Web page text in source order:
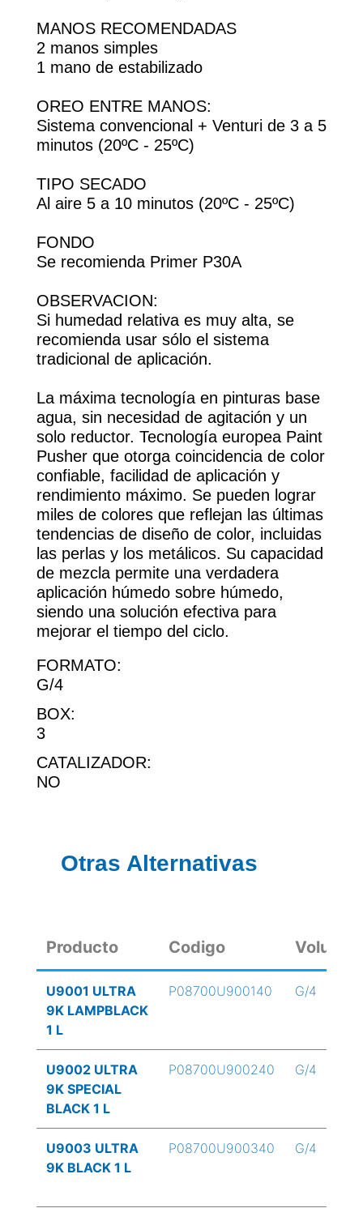
MANOS RECOMENDADAS
2 manos simples
1 mano de estabilizado
OREO ENTRE MANOS:
Sistema convencional + Venturi de 3 a 5
minutos (20ºC - 25ºC)
TIPO SECADO
Al aire 5 a 10 minutos (20ºC - 25ºC)
FONDO
Se recomienda Primer P30A
OBSERVACION:
Si humedad relativa es muy alta, se
recomienda usar sólo el sistema
tradicional de aplicación.
La máxima tecnología en pinturas base
agua, sin necesidad de agitación y un
solo reductor. Tecnología europea Paint
Pusher que otorga coincidencia de color
confiable, facilidad de aplicación y
rendimiento máximo. Se pueden lograr
miles de colores que reflejan las últimas
tendencias de diseño de color, incluidas
las perlas y los metálicos. Su capacidad
de mezcla permite una verdadera
aplicación húmedo sobre húmedo,
siendo una solución efectiva para
mejorar el tiempo del ciclo.
FORMATO:
G/4
BOX:
3
CATALIZADOR:
NO
Otras Alternativas
Producto Codigo Volumen
U9001 ULTRA
9K LAMPBLACK
1 L
P08700U900140 G/4
U9002 ULTRA
9K SPECIAL
BLACK 1 L
P08700U900240 G/4
U9003 ULTRA
9K BLACK 1 L
P08700U900340 G/4